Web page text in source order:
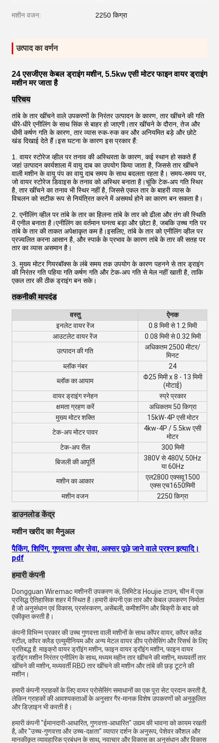
मशीन वजन: 2250 किग्रा
उत्पाद का वर्णन
24 एसजीएस केबल ड्राइंग मशीन, 5.5kw एसी मोटर फाइन वायर ड्राइंग
मशीन मर जाता है
परिचय
तांबे के तार खींचने वाले उपकरणों के निरंतर उत्पादन के कारण, तार खींचने की गति
धीरे-धीरे एनीलिंग के साथ सिंक से बाहर हो जाएगी।तार खींचने के दौरान, तेज और
धीमी कर्षण गति के कारण, तार व्यास रुक-रुक कर और अनियमित बड़े और छोटे
खंड दिखाई देते हैं।इस घटना के कारण इस प्रकार हैं:
1. वायर स्टोरेज व्हील पर तनाव की अस्थिरता के कारण, कई स्थान हो सकते हैं
जहां उत्पादन कार्यशाला में वायु दाब का उपयोग किया जाता है, जिससे तार खींचने
वाली मशीन के वायु पंप का वायु दाब समय के साथ बदलता रहता है। समय-समय पर,
जो वायर स्टोरेज डिवाइस के तनाव को अस्थिर बनाता है।चूंकि टेक-अप गति स्थिर
है, तार खींचने का तनाव भी स्थिर नहीं है, जिससे एकल तार के बाहरी व्यास के
विचलन को सटीक रूप से नियंत्रित करने में असमर्थ होने का कारण बन सकता है।
2. एनीलिंग व्हील पर तांबे के तार का हिलना तांबे के तार को ढीला और तंग की स्थिति
में एनील बनाता है।एनीलिंग का वर्तमान घनत्व बड़ा और छोटा है, जबकि उच्च गति पर
तांबे के तार की ताकत अपेक्षाकृत कम है।इसलिए, तांबे के तार को एनीलिंग व्हील पर
प्रज्वलित करना आसान है, और स्पार्क के प्रभाव के कारण तांबे के तार की सतह पर
तार का व्यास असमान है।
3. मुख्य मोटर गियरबॉक्स के लंबे समय तक उपयोग के कारण पहनने से तार ड्राइंग
की निरंतर गति पहिया गति कर्षण गति और टेक-अप गति से मेल नहीं खाती है, ताकि
एकल तार की ठीक ड्राइंग बन सके।
तकनीकी मापदंड
वस्तु
ऐनक
इनलेट वायर रेंज
0.8 मिमी से 1.2 मिमी
आउटलेट वायर रेंज
0.08 मिमी से 0.32 मिमी
उत्पादन की गति
अधिकतम 2500 मीटर/
मिनट
ब्लॉक नंबर
24
ब्लॉक का आयाम
Φ25 मिमी x 8 - 13 मिमी
(मोटाई)
वायर ड्राइंग स्नेहन
स्प्रे प्रकार
क्षमता ग्रहण करें
अधिकतम 50 किग्रा
मुख्य मोटर शक्ति
15kW-4P एसी मोटर
टेक-अप मोटर पावर
4kw-4P / 5.5kw एसी
मोटर
टेक-अप रील
300 मिमी
बिजली की आपूर्ति
380V से 480V, 50Hz
या 60Hz
मशीन का आकार
एल2800 एक्सवू1500
एक्स एच1650मिमी
मशीन वजन
2250 किग्रा
डाउनलोड केंद्र
मशीन खरीद का मैनुअल
पैकिंग, शिपिंग, गुणवत्ता और सेवा, अक्सर पूछे जाने वाले प्रश्न इत्यादि।
pdf
हमारी कंपनी
Dongguan Wiremac मशीनरी उपकरण कं, लिमिटेड Houjie टाउन, चीन में एक
प्रसिद्ध ऐतिहासिक शहर में स्थित है।हमारी कंपनी एक तार और केबल उपकरण निर्माता
है जो अनुसंधान एवं विकास, प्रसंस्करण, असेंबली, कमीशनिंग और बिक्री के बाद को
एकीकृत करती है।
कंपनी विभिन्न प्रकार की उच्च गुणवत्ता वाली मशीनों के साथ कॉपर वायर, कॉपर क्लैड
स्टील, कॉपर क्लैड एल्युमीनियम और अन्य मेटल वायर डीप प्रोसेसिंग और रिसर्च के लिए
प्रतिबद्ध है: माइक्रो वायर ड्रॉइंग मशीन, फाइन वायर ड्रॉइंग मशीन, फाइन वायर
ड्रॉइंग मशीन निरंतर एनीलिंग के साथ, मध्यम महीन तार खींचने की मशीन, मध्यवर्ती तार
खींचने की मशीन, मध्यवर्ती RBD तार खींचने की मशीन और तांबे की छड़ टूटने की
मशीन।
हमारी कंपनी ग्राहकों के लिए वायर प्रोसेसिंग समाधानों का एक पूरा सेट प्रदान करती है,
लेकिन ग्राहकों की आवश्यकताओं के अनुसार गैर-मानक विशेष उपकरणों को अनुकूलित
और डिज़ाइन भी करती है।
हमारी कंपनी "ईमानदारी-आधारित, गुणवत्ता-आधारित" उद्यम की भावना को कायम रखती
है, और "उच्च-गुणवत्ता और उच्च-दक्षता" व्यापार दर्शन के अनुरूप, पेशेवर कौशल और
मानकीकृत व्यावहारिक प्रबंधन के साथ, नवाचार और विकास का अनुसंधान और विकास